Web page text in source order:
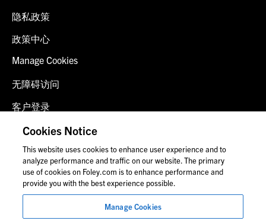
隐私政策
政策中心
Manage Cookies
无障碍访问
客户登录
诈骗预警
联系我们
© 2026 福里尔·拉德纳律师事务所
律师广告
Cookies Notice
This website uses cookies to enhance user experience and to
analyze performance and traffic on our website. The primary
use of cookies on Foley.com is to enhance performance and
provide you with the best experience possible.
Manage Cookies